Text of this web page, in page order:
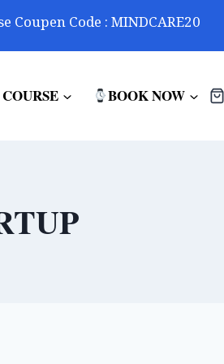
Coupen Code : MINDCARE20
BOOK NOW